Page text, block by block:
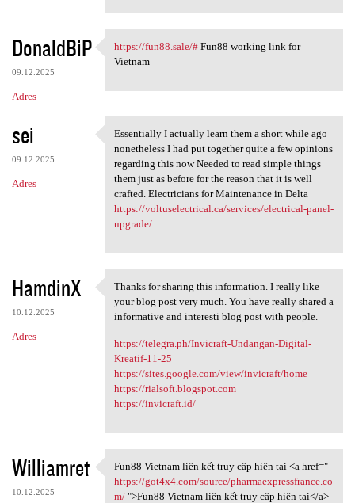
DonaldBiP
09.12.2025
Adres
https://fun88.sale/# Fun88
https://fun88.sale/#Fun88 working link for
Vietnam
sei
09.12.2025
Adres
Essentially I actually learn
Essentially I actually learn them a short while ago
nonetheless I had put together quite a few opinions
regarding this now Needed to read simple things
them just as before for the reason that it is well
crafted. Electricians for Maintenance in Delta
https://voltuselectrical.ca/services/electrical-panel-
upgrade/
HamdinX
10.12.2025
Adres
Thanks for sharing this
Thanks for sharing this information. I really like
your blog post very much. You have really shared a
informative and interesti blog post with people.
https://telegra.ph/Invicraft-Undangan-Digital-
Kreatif-11-25
https://sites.google.com/view/invicraft/home
https://rialsoft.blogspot.com
https://invicraft.id/
Williamret
10.12.2025
Fun88 Vietnam liên kết truy
Fun88 Vietnam liên kết truy cập hiện tại <a href="
https://got4x4.com/source/pharmaexpressfrance.co
m/">Fun88 Vietnam liên kết truy cập hiện tại</a>